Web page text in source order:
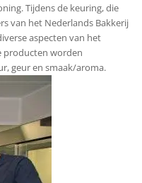
Tijdens de keuring, die
van het Nederlands Bakkerij
aspecten van het
producten worden
geur en smaak/aroma.